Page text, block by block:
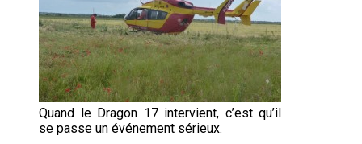
Quand le Dragon 17 intervient, c’est qu’il
se passe un événement sérieux.